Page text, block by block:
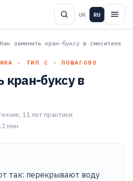
UK RU
Как заменить кран-буксу в смесителе
· ТИП С - ПОШАГОВО
кран-буксу в
11 лет практики
мин
так: перекрывают воду